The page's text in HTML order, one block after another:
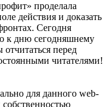
проделала
действия и доказать
Сегодня
к дню сегодняшнему
перед
читателями!
для данного web-
собственностью